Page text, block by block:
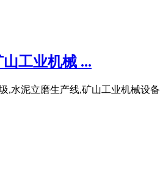
工业机械 ...
,水泥立磨生产线,矿山工业机械